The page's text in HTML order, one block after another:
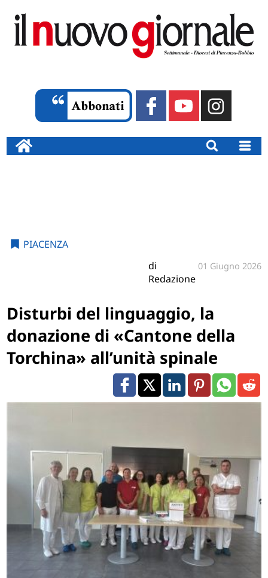
PIACENZA
di
Redazione
01 Giugno 2026
Disturbi del linguaggio, la
donazione di «Cantone della
Torchina» all’unità spinale